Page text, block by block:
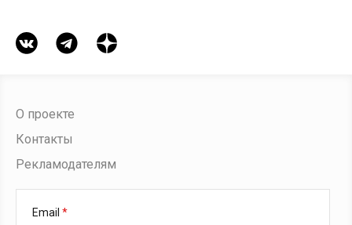
О проекте
Контакты
Рекламодателям
Email